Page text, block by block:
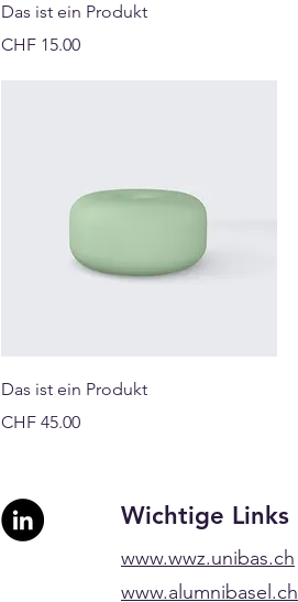
Das ist ein Produkt
Preis
CHF 15.00
Das ist ein Produkt
Preis
CHF 45.00
Wichtige Links
www.wwz.unibas.ch
www.alumnibasel.ch